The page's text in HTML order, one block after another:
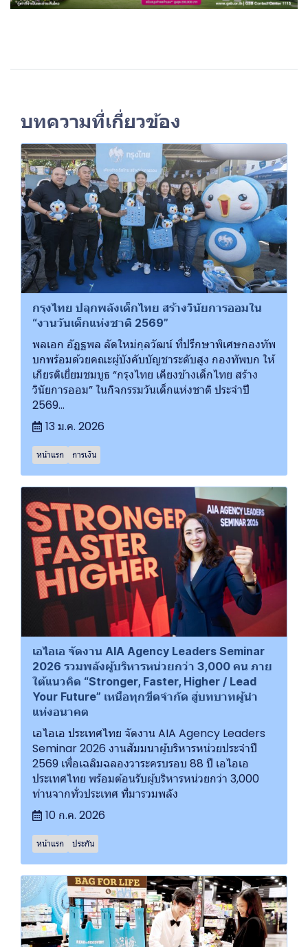
บทความที่เกี่ยวข้อง
กรุงไทย ปลุกพลังเด็กไทย สร้างวินัยการออมใน
“งานวันเด็กแห่งชาติ 2569”
พลเอก อัฏฐพล ลัดใหม่กุลวัฒน์ ที่ปรึกษาพิเศษกองทัพ
บกพร้อมด้วยคณะผู้บังคับบัญชาระดับสูง กองทัพบก ให้
เกียรติเยี่ยมชมบูธ “กรุงไทย เคียงข้างเด็กไทย สร้าง
วินัยการออม” ในกิจกรรมวันเด็กแห่งชาติ ประจำปี
2569...
13 ม.ค. 2026
หน้าแรก การเงิน
เอไอเอ จัดงาน AIA Agency Leaders Seminar
2026 รวมพลังผู้บริหารหน่วยกว่า 3,000 คน ภาย
ใต้แนวคิด “Stronger, Faster, Higher / Lead
Your Future” เหนือทุกขีดจำกัด สู่บทบาทผู้นำ
แห่งอนาคต
เอไอเอ ประเทศไทย จัดงาน AIA Agency Leaders
Seminar 2026 งานสัมมนาผู้บริหารหน่วยประจำปี
2569 เพื่อเฉลิมฉลองวาระครบรอบ 88 ปี เอไอเอ
ประเทศไทย พร้อมต้อนรับผู้บริหารหน่วยกว่า 3,000
ท่านจากทั่วประเทศ ที่มารวมพลัง
10 ก.ค. 2026
หน้าแรก ประกัน